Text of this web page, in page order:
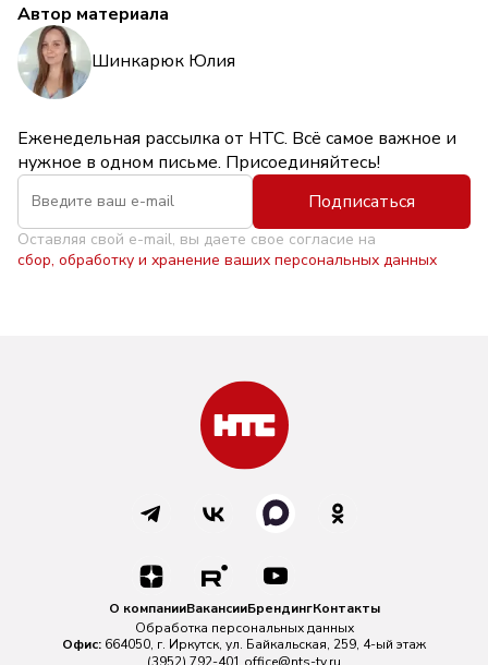
Автор материала
Шинкарюк Юлия
Еженедельная рассылка от НТС. Всё самое важное и
нужное в одном письме. Присоединяйтесь!
Подписаться
Оставляя свой e-mail, вы даете свое согласие на
сбор, обработку и хранение ваших персональных данных
О компанииВакансииБрендингКонтакты
Обработка персональных данных
Офис: 664050, г. Иркутск, ул. Байкальская, 259, 4-ый этаж